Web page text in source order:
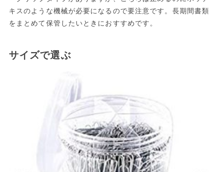
キスのような機械が必要になるので要注意です。長期間書類
をまとめて保管したいときにおすすめです。
サイズで選ぶ